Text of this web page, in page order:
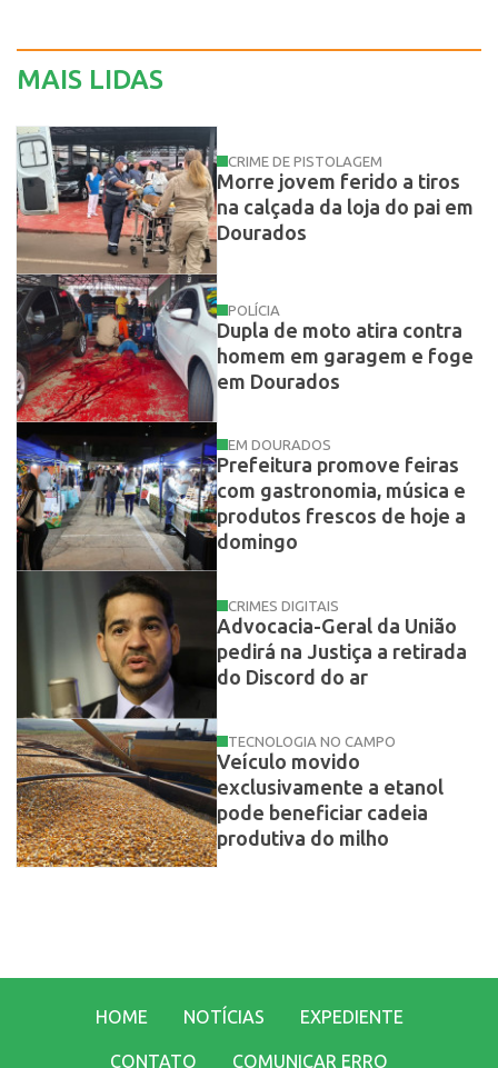
MAIS LIDAS
CRIME DE PISTOLAGEM
Morre jovem ferido a tiros
na calçada da loja do pai em
Dourados
POLÍCIA
Dupla de moto atira contra
homem em garagem e foge
em Dourados
EM DOURADOS
Prefeitura promove feiras
com gastronomia, música e
produtos frescos de hoje a
domingo
CRIMES DIGITAIS
Advocacia-Geral da União
pedirá na Justiça a retirada
do Discord do ar
TECNOLOGIA NO CAMPO
Veículo movido
exclusivamente a etanol
pode beneficiar cadeia
produtiva do milho
HOME NOTÍCIAS EXPEDIENTE
CONTATO COMUNICAR ERRO